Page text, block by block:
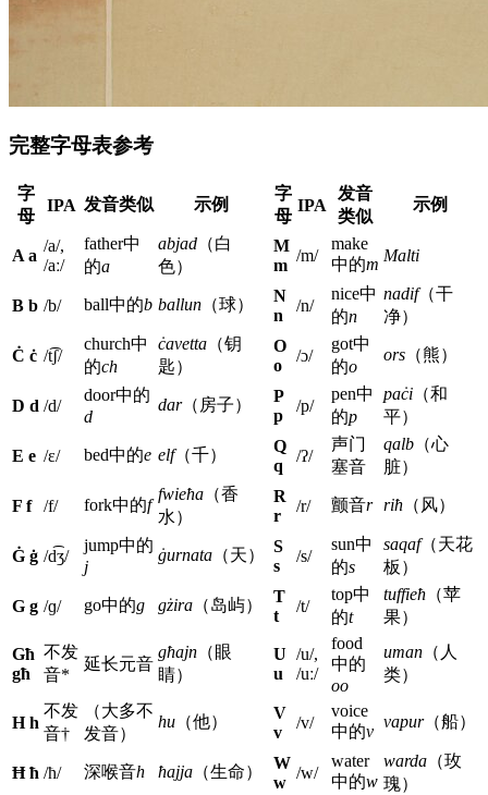
完整字母表参考
字
母
IPA 发音类似 示例
字
母
IPA
发音
类似
示例
A a
/a/,
/aː/
father中
的a
abjad （白
色）
M
m
/m/
make
中的m Malti
B b /b/ ball中的b ballun （球）
N
n
/n/
nice中
的n
nadif（干
净）
Ċ ċ /t͡ʃ/
church中
的ch
ċavetta （钥
匙）
O
o
/ɔ/
got中
的o
ors （熊）
D d /d/
door中的
d
dar（房子）
P
p
/p/
pen中
的p
paċi （和
平）
E e /ɛ/ bed中的e elf（千）
Q
q
/ʔ/
声门
塞音
qalb （心
脏）
F f /f/ fork中的f
fwieħa （香
水）
R
r
/r/ 颤音r riħ （风）
Ġ ġ /d͡ʒ/
jump中的
j
ġurnata （天）
S
s
/s/
sun中
的s
saqaf（天花
板）
G g /ɡ/ go中的g gżira （岛屿）
T
t
/t/
top中
的t
tuffieħ （苹
果）
Għ
għ
不发
音*
延长元音
għajn （眼
睛）
U
u
/u/,
/uː/
food
中的
oo
uman （人
类）
H h
不发
音†
（大多不
发音）
hu （他）
V
v
/v/
voice
中的v
vapur（船）
Ħ ħ /ħ/ 深喉音h ħajja （生命）
W
w
/w/
water
中的w
warda （玫
瑰）